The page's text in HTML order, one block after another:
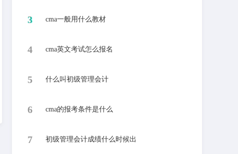
3 cma一般用什么教材
4 cma英文考试怎么报名
5 什么叫初级管理会计
6 cma的报考条件是什么
7 初级管理会计成绩什么时候出